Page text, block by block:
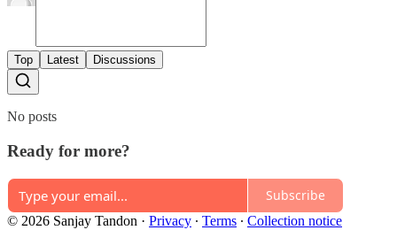
Top Latest Discussions
No posts
Ready for more?
Subscribe
© 2026 Sanjay Tandon · Privacy ∙ Terms ∙ Collection notice